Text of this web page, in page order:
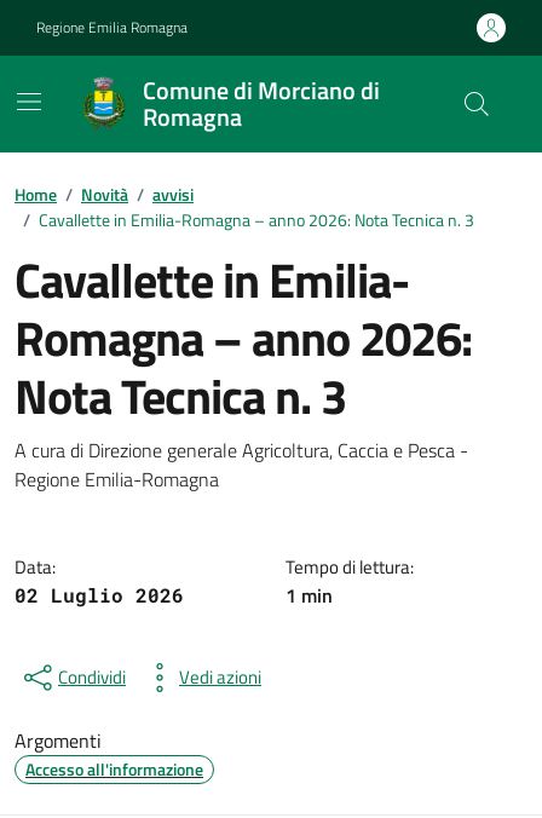
Regione Emilia Romagna
Comune di Morciano di
Romagna
Contenuti in evidenza
Home / Novità / avvisi
/ Cavallette in Emilia-Romagna – anno 2026: Nota Tecnica n. 3
Cavallette in Emilia-
Romagna – anno 2026:
Nota Tecnica n. 3
Dettagli della notizia
A cura di Direzione generale Agricoltura, Caccia e Pesca -
Regione Emilia-Romagna
Data:
02 Luglio 2026
Tempo di lettura:
1 min
Condividi Vedi azioni
Argomenti
Accesso all'informazione